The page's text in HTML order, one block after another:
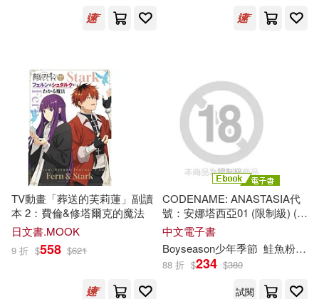
（英）狄更斯(27)
全國初級註冊安全工程師職業資格
考試試題分析小組(26)
午夜藍(26)
慕安得烈(26) 朝峰テル(26)
上海交通大學出版社(160)
北京科學技術出版社(159)
匯識教育出版社(158)
方志出版社(158)
新星出版社(156)
校園書房(155)
TV動畫「葬送的芙莉蓮」副讀
本 2：費倫&修塔爾克的魔法
日文書.MOOK
9 折 $558 $621
CODENAME: ANASTASIA代
號：安娜塔西亞01 (限制級) (電
子書)
中文電子書
Boyseason少年季節 鮭魚粉
88 折 $234 $380
試閱